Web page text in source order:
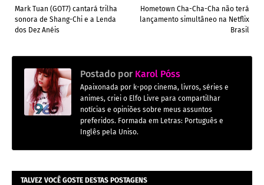
Hometown Cha-Cha-Cha não terá
lançamento simultâneo na Netflix
Brasil
Mark Tuan (GOT7) cantará trilha
sonora de Shang-Chi e a Lenda
dos Dez Anéis
Postado por Karol Póss
Apaixonada por k-pop cinema, livros, séries e
animes, criei o Elfo Livre para compartilhar
notícias e opiniões sobre meus assuntos
preferidos. Formada em Letras: Português e
Inglês pela Uniso.
TALVEZ VOCÊ GOSTE DESTAS POSTAGENS